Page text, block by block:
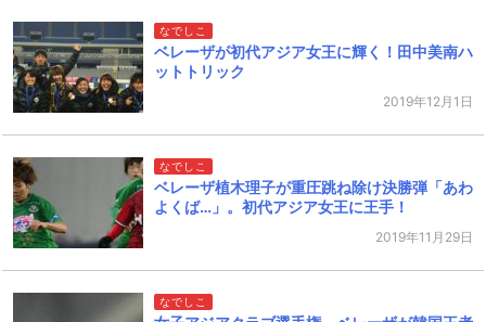
なでしこ
ベレーザが初代アジア女王に輝く！田中美南ハ
ットトリック
2019年12月1日
なでしこ
ベレーザ植木理子が重圧跳ね除け決勝弾「あわ
よくば…」。初代アジア女王に王手！
2019年11月29日
なでしこ